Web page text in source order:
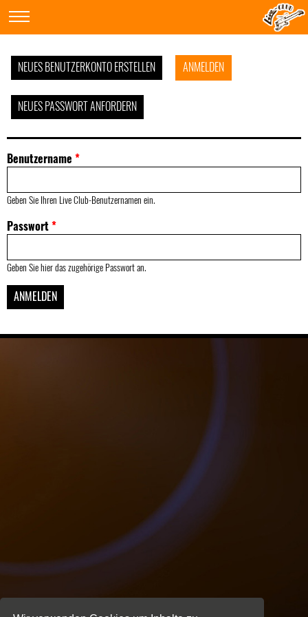
NEUES BENUTZERKONTO ERSTELLEN ANMELDEN
NEUES PASSWORT ANFORDERN
Benutzername *
Geben Sie Ihren Live Club-Benutzernamen ein.
Passwort*
Geben Sie hier das zugehörige Passwort an.